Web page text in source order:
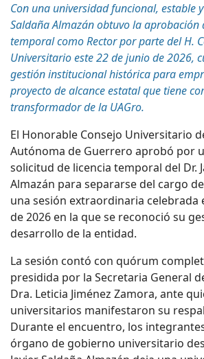
Con una universidad funcional, estable
Saldaña Almazán obtuvo la aprobación
temporal como Rector por parte del H.
Universitario este 22 de junio de 2026,
gestión institucional histórica para
proyecto de alcance estatal que tiene
transformador de la UAGro.
El Honorable Consejo Universitario
Autónoma de Guerrero aprobó por
solicitud de licencia temporal del Dr.
Almazán para separarse del cargo
una sesión extraordinaria celebrada
de 2026 en la que se reconoció su
desarrollo de la entidad.
La sesión contó con quórum
presidida por la Secretaria General
Dra. Leticia Jiménez Zamora, ante
universitarios manifestaron su
Durante el encuentro, los
órgano de gobierno universitario